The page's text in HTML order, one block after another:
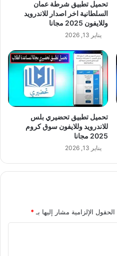
تحميل تطبيق شرطة عمان
السلطانية اخر اصدار للاندرويد
وللايفون 2025 مجانا
يناير 13, 2026
تحميل تطبيق تحضيري بلس
للاندرويد وللايفون سوق كروم
2025 مجانا
يناير 13, 2026
الحقول الإلزامية مشار إليها بـ *